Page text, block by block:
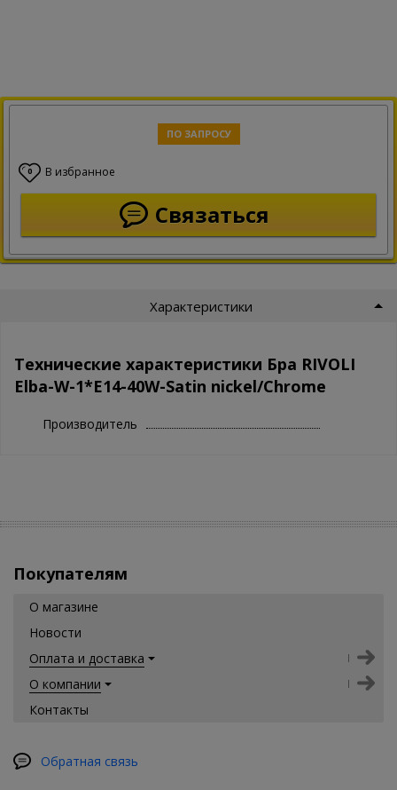
ПО ЗАПРОСУ
0 В избранное
Связаться
Характеристики
Технические характеристики Бра RIVOLI
Elba-W-1*E14-40W-Satin nickel/Chrome
Производитель
Покупателям
О магазине
Новости
Оплата и доставка
О компании
Контакты
Обратная связь